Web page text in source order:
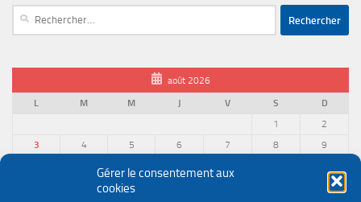
Gérer le consentement aux
cookies
août 2026
L
M M J V S
D
1
2
3
4 5 6 7 8
9
12
19 23